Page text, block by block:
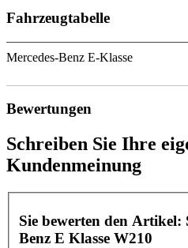
Fahrzeugtabelle
Mercedes-Benz E-Klasse
Bewertungen
Schreiben Sie Ihre
Kundenmeinung
Sie bewerten den Artikel:
Benz E Klasse W210